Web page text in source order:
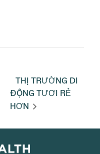
THỊ TRƯỜNG DI
ĐỘNG TƯƠI RẺ
HƠN